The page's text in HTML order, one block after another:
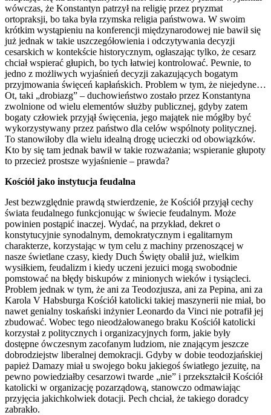
wówczas, że Konstantyn patrzył na religię przez pryzmat
ortopraksji, bo taka była rzymska religia państwowa. W swoim
krótkim wystąpieniu na konferencji międzynarodowej nie bawił się
już jednak w takie uszczegółowienia i odczytywania decyzji
cesarskich w kontekście historycznym, ogłaszając tylko, że cesarz
chciał wspierać głupich, bo tych łatwiej kontrolować. Pewnie, to
jedno z możliwych wyjaśnień decyzji zakazujących bogatym
przyjmowania święceń kapłańskich. Problem w tym, że niejedyne…
Ot, taki „drobiazg” – duchowieństwo zostało przez Konstantyna
zwolnione od wielu elementów służby publicznej, gdyby zatem
bogaty człowiek przyjął święcenia, jego majątek nie mógłby być
wykorzystywany przez państwo dla celów wspólnoty politycznej.
To stanowiłoby dla wielu idealną drogę ucieczki od obowiązków.
Kto by się tam jednak bawił w takie rozważania; wspieranie głupoty
to przecież prostsze wyjaśnienie – prawda?
Kościół jako instytucja feudalna
Jest bezwzględnie prawdą stwierdzenie, że Kościół przyjął cechy
świata feudalnego funkcjonując w świecie feudalnym. Może
powinien postąpić inaczej. Wydać, na przykład, dekret o
konstytucyjnie synodalnym, demokratycznym i egalitarnym
charakterze, korzystając w tym celu z machiny przenoszącej w
nasze świetlane czasy, kiedy Duch Święty obalił już, wielkim
wysiłkiem, feudalizm i kiedy uczeni jezuici mogą swobodnie
pomstować na błędy biskupów z minionych wieków i tysiącleci.
Problem jednak w tym, że ani za Teodozjusza, ani za Pepina, ani za
Karola V Habsburga Kościół katolicki takiej maszynerii nie miał, bo
nawet genialny toskański inżynier Leonardo da Vinci nie potrafił jej
zbudować. Wobec tego nieodżałowanego braku Kościół katolicki
korzystał z politycznych i organizacyjnych form, jakie były
dostępne ówczesnym zacofanym ludziom, nie znającym jeszcze
dobrodziejstw liberalnej demokracji. Gdyby w dobie teodozjańskiej
papież Damazy miał u swojego boku jakiegoś światłego jezuitę, na
pewno powiedziałby cesarzowi twarde „nie” i przekształcił Kościół
katolicki w organizację pozarządową, stanowczo odmawiając
przyjęcia jakichkolwiek dotacji. Pech chciał, że takiego doradcy
zabrakło.